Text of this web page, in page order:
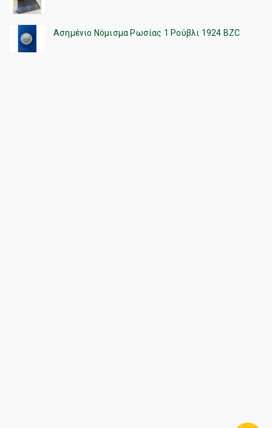
Ασημένιο Νόμισμα Ρωσίας 1 Ρούβλι 1924 BZC